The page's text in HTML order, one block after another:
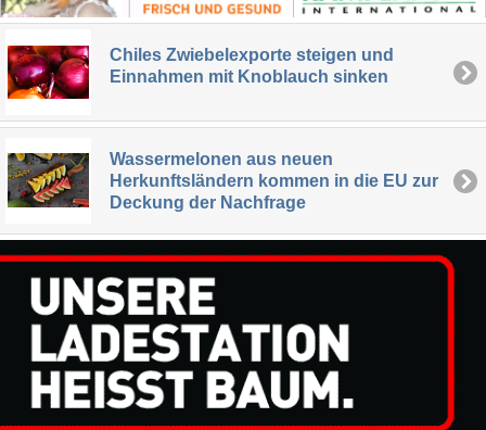
Chiles Zwiebelexporte steigen und
Einnahmen mit Knoblauch sinken
Wassermelonen aus neuen
Herkunftsländern kommen in die EU zur
Deckung der Nachfrage